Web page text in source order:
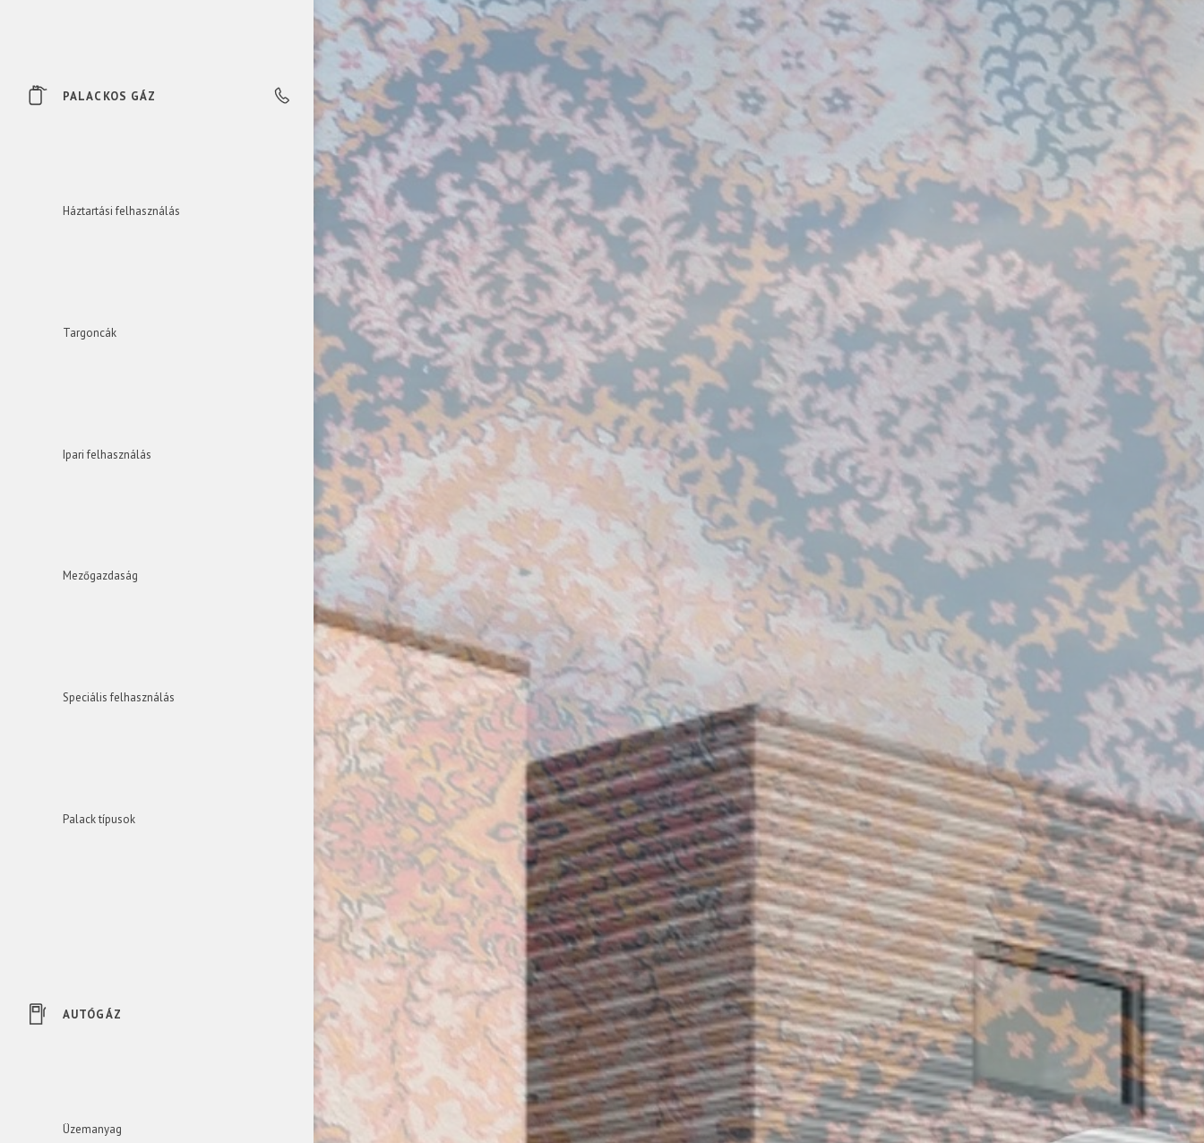
PALACKOS GÁZ +36 23 535 535
Háztartási felhasználás
Targoncák
Ipari felhasználás
Mezőgazdaság
Speciális felhasználás
Palack típusok
AUTÓGÁZ
Üzemanyag